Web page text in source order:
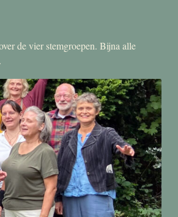
de vier stemgroepen. Bijna alle